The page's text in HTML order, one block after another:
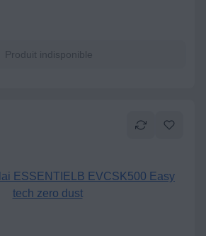
Produit indisponible